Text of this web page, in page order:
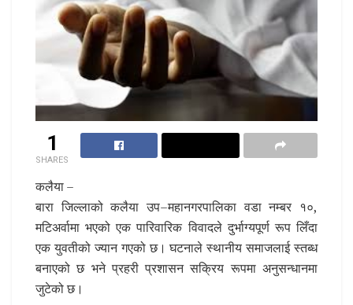
1
SHARES
कलैया –
बारा जिल्लाको कलैया उप–महानगरपालिका वडा नम्बर १०,
मटिअर्वामा भएको एक पारिवारिक विवादले दुर्भाग्यपूर्ण रूप लिँदा
एक युवतीको ज्यान गएको छ। घटनाले स्थानीय समाजलाई स्तब्ध
बनाएको छ भने प्रहरी प्रशासन सक्रिय रूपमा अनुसन्धानमा
जुटेको छ।